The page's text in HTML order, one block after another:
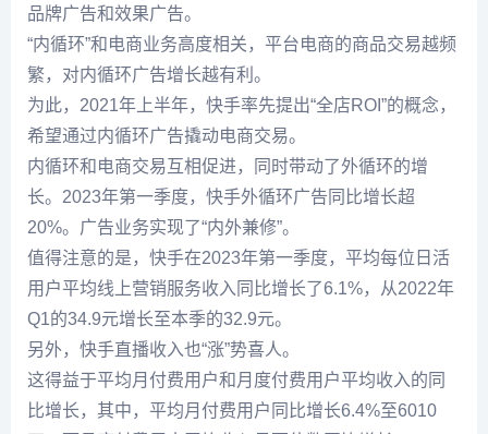
品牌广告和效果广告。
“内循环”和电商业务高度相关，平台电商的商品交易越频
繁，对内循环广告增长越有利。
为此，2021年上半年，快手率先提出“全店ROI”的概念，
希望通过内循环广告撬动电商交易。
内循环和电商交易互相促进，同时带动了外循环的增
长。2023年第一季度，快手外循环广告同比增长超
20%。广告业务实现了“内外兼修”。
值得注意的是，快手在2023年第一季度，平均每位日活
用户平均线上营销服务收入同比增长了6.1%，从2022年
Q1的34.9元增长至本季的32.9元。
另外，快手直播收入也“涨”势喜人。
这得益于平均月付费用户和月度付费用户平均收入的同
比增长，其中，平均月付费用户同比增长6.4%至6010